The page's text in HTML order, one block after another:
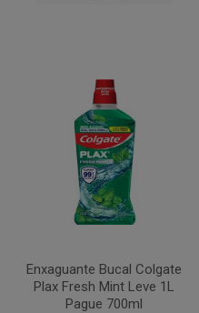
Enxaguante Bucal Colgate
Plax Fresh Mint Leve 1L
Pague 700ml